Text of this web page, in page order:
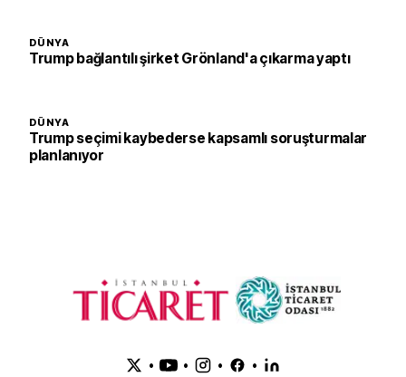
DÜNYA
Trump bağlantılı şirket Grönland'a çıkarma yaptı
DÜNYA
Trump seçimi kaybederse kapsamlı soruşturmalar
planlanıyor
• • • •